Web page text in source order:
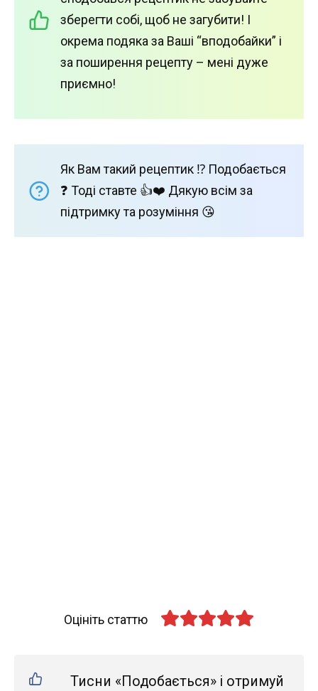
зберегти собі, щоб не загубити! І
окрема подяка за Ваші “вподобайки” і
за поширення рецепту – мені дуже
приємно!
Як Вам такий рецептик ⁉️ Подобається
❓ Тоді ставте 👍❤️ Дякую всім за
підтримку та розуміння 😘
Оцініть статтю
Тисни «Подобається» і отримуй